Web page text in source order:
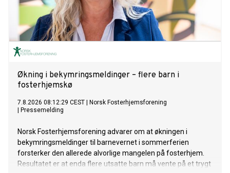
Økning i bekymringsmeldinger – flere barn i
fosterhjemskø
7.8.2026 08:12:29 CEST
Norsk Fosterhjemsforening
Pressemelding
Norsk Fosterhjemsforening advarer om at økningen i
bekymringsmeldinger til barnevernet i sommerferien
forsterker den allerede alvorlige mangelen på fosterhjem.
Resultatet er at enda flere utsatte barn må vente på et trygt